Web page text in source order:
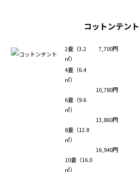
コットンテント
2畳（3.2
㎡）
7,700円
4畳（6.4
㎡）
10,780円
6畳（9.6
㎡）
13,860円
8畳（12.8
㎡）
16,940円
10畳（16.0
㎡）